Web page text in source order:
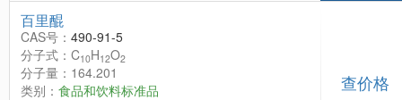
百里醌
CAS号： 490-91-5
分子式：C10H12O2
分子量：164.201
类别： 食品和饮料标准品
查价格